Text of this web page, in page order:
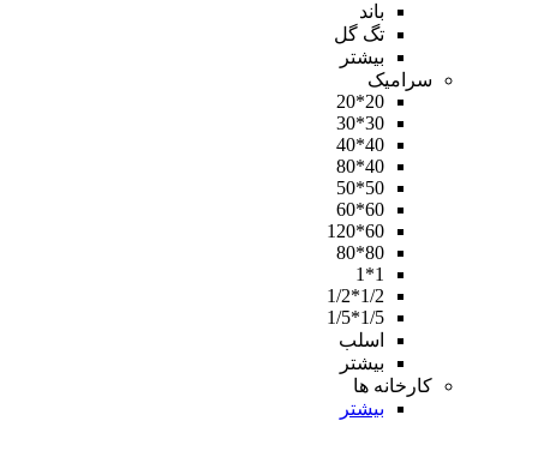
باند
تگ گل
بیشتر
سرامیک
20*20
30*30
40*40
40*80
50*50
60*60
60*120
80*80
1*1
1/2*1/2
1/5*1/5
اسلب
بیشتر
کارخانه ها
بیشتر